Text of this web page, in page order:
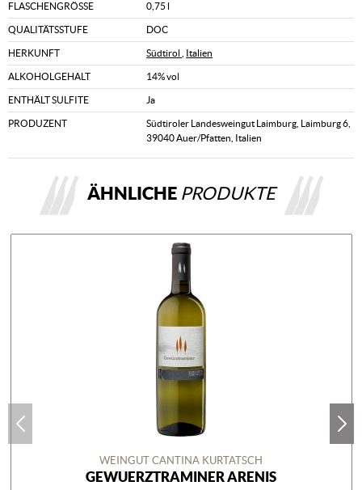
FLASCHENGRÖSSE 0,75 l
QUALITÄTSSTUFE DOC
HERKUNFT Südtirol Italien
ALKOHOLGEHALT 14% vol
ENTHÄLT SULFITE Ja
PRODUZENT
Südtiroler Landesweingut Laimburg, Laimburg 6,
39040 Auer/Pfatten, Italien
ÄHNLICHE PRODUKTE
WEINGUT CANTINA KURTATSCH
GEWUERZTRAMINER ARENIS